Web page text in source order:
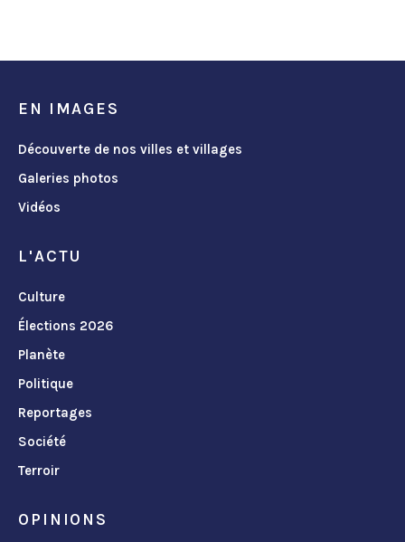
EN IMAGES
Découverte de nos villes et villages
Galeries photos
Vidéos
L'ACTU
Culture
Élections 2026
Planète
Politique
Reportages
Société
Terroir
OPINIONS